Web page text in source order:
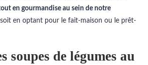
en gourmandise au sein de notre
en optant pour le fait-maison ou le prêt-
soupes de légumes au